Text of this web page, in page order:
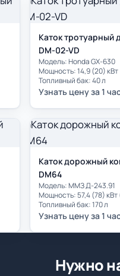
Каток тротуарный
DM-02-VD
Модель: Honda GX-630
Мощность: 14,9 (20) кВт
Топливный бак: 40 л
Узнать цену за 1
Каток дорожный
DM64
Модель: ММЗ Д-243.91
Мощность: 57,4 (78) кВт
Топливный бак: 170 л
Узнать цену за 1
Нужно